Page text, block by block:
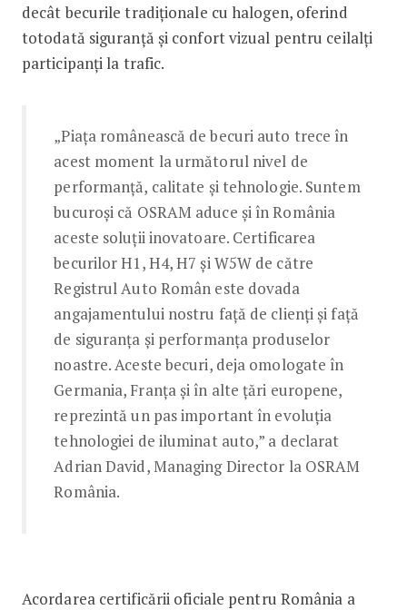
decât becurile tradiționale cu halogen, oferind
totodată siguranță și confort vizual pentru ceilalți
participanți la trafic.
„Piața românească de becuri auto trece în
acest moment la următorul nivel de
performanță, calitate și tehnologie. Suntem
bucuroși că OSRAM aduce și în România
aceste soluții inovatoare. Certificarea
becurilor H1, H4, H7 și W5W de către
Registrul Auto Român este dovada
angajamentului nostru față de clienți și față
de siguranța și performanța produselor
noastre. Aceste becuri, deja omologate în
Germania, Franța și în alte țări europene,
reprezintă un pas important în evoluția
tehnologiei de iluminat auto,” a declarat
Adrian David, Managing Director la OSRAM
România.
Acordarea certificării oficiale pentru România a